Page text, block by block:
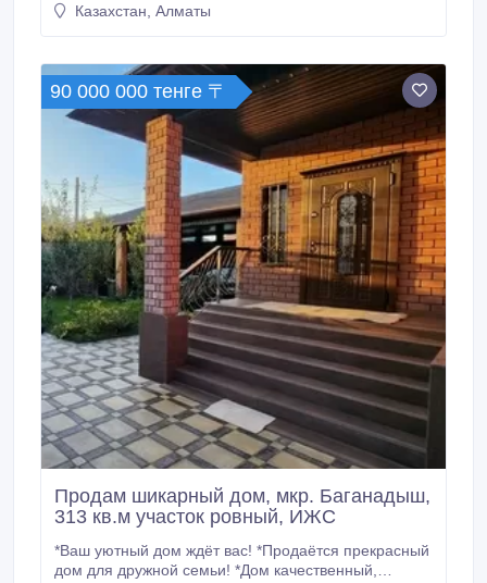
гранитом и мрамором, позволяет оборудовать
кирпича.
Казахстан, Алматы
90 000 000 тенге 〒
Продам шикарный дом, мкр. Баганадыш,
313 кв.м участок ровный, ИЖС
*Ваш уютный дом ждёт вас! *Продаётся прекрасный
дом для дружной семьи! *Дом качественный,